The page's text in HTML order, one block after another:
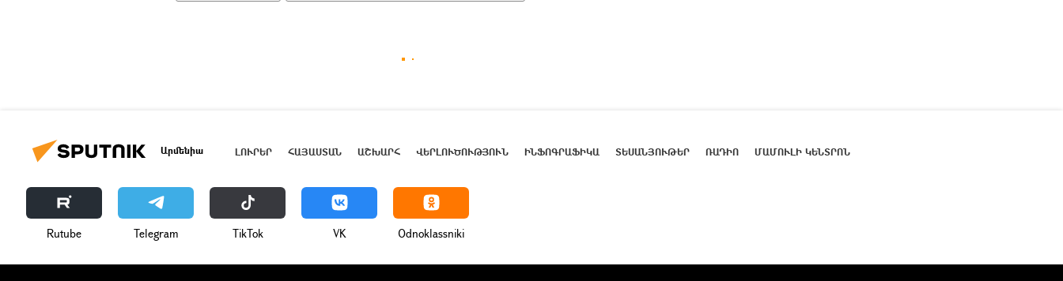
Արմենիա ԼՈՒՐԵՐ ՀԱՅԱՍՏԱՆ ԱՇԽԱՐՀ ՎԵՐԼՈՒԾՈՒԹՅՈՒՆ ԻՆՖՈԳՐԱՖԻԿԱ ՏԵՍԱՆՅՈՒԹԵՐ ՌԱԴԻՈ ՄԱՄՈՒԼԻ ԿԵՆՏՐՈՆ
Rutube Telegram ТikТоk VK Odnoklassniki